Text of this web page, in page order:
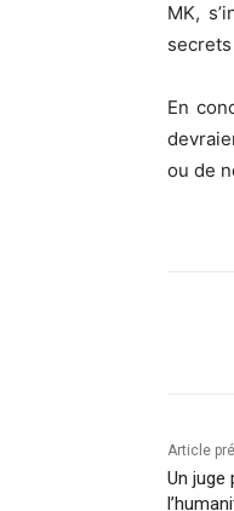
MK,
En
ou de
Article
Un juge